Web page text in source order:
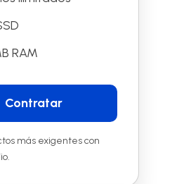
RAM
Contratar
más exigentes con